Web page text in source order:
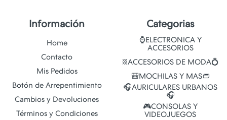
Información
Home
Contacto
Mis Pedidos
Botón de Arrepentimiento
Cambios y Devoluciones
Términos y Condiciones
Categorias
⌚ELECTRONICA Y
ACCESORIOS
⛓️ACCESORIOS DE MODA💍
🎒MOCHILAS Y MAS👝
🎧AURICULARES URBANOS
🎧
🎮CONSOLAS Y
VIDEOJUEGOS